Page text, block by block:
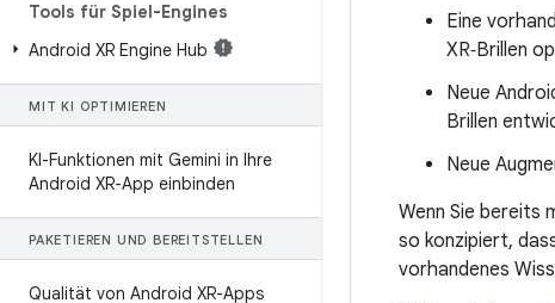
Tools für Spiel-Engines
Android XR Engine Hub
MIT KI OPTIMIEREN
KI-Funktionen mit Gemini in Ihre
Android XR-App einbinden
PAKETIEREN UND BEREITSTELLEN
Qualität von Android XR-Apps
Eine
XR‑Brillen
Neue
Brillen
Neue
Wenn Sie bereits
so konzipiert,
vorhandenes